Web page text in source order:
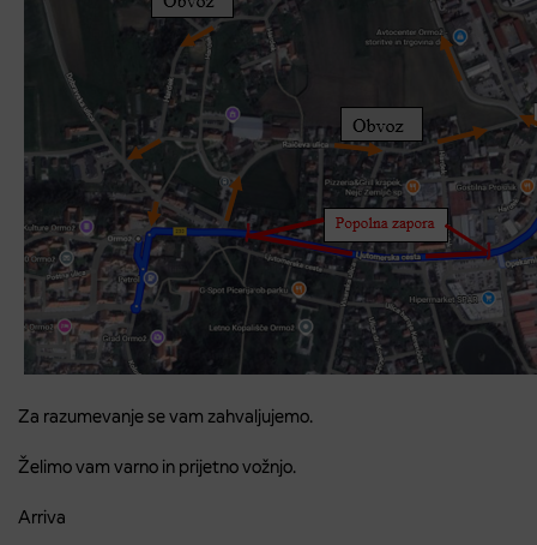
Za razumevanje se vam zahvaljujemo.
Želimo vam varno in prijetno vožnjo.
Arriva